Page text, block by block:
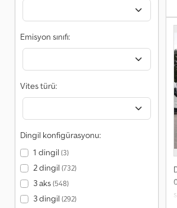
Emisyon sınıfı:
Vites türü:
Dingil konfigürasyonu:
1 dingil (3)
2 dingil (732)
3 aks(548)
3 dingil (292)